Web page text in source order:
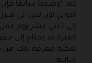
كما أوضحنا سابقا
الاواني اون لاين الى
إلى اثنتي عشر يوم
الفترة قد يحتاج إلى
يمكنه معرفة ذلك من
التالية :